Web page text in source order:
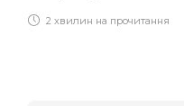
2 хвилин на прочитання